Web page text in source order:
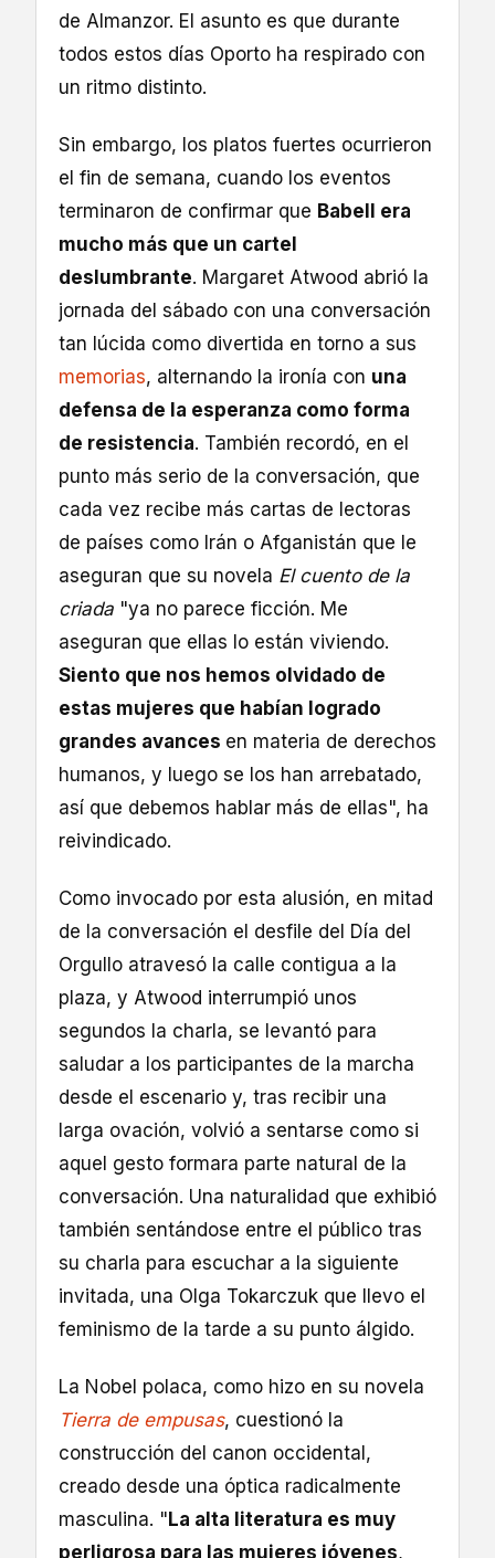
de Almanzor. El asunto es que durante
todos estos días Oporto ha respirado con
un ritmo distinto.
Sin embargo, los platos fuertes ocurrieron
el fin de semana, cuando los eventos
terminaron de confirmar que Babell era
mucho más que un cartel
deslumbrante. Margaret Atwood abrió la
jornada del sábado con una conversación
tan lúcida como divertida en torno a sus
memorias, alternando la ironía con una
defensa de la esperanza como forma
de resistencia. También recordó, en el
punto más serio de la conversación, que
cada vez recibe más cartas de lectoras
de países como Irán o Afganistán que le
aseguran que su novela El cuento de la
criada "ya no parece ficción. Me
aseguran que ellas lo están viviendo.
Siento que nos hemos olvidado de
estas mujeres que habían logrado
grandes avances en materia de derechos
humanos, y luego se los han arrebatado,
así que debemos hablar más de ellas", ha
reivindicado.
Como invocado por esta alusión, en mitad
de la conversación el desfile del Día del
Orgullo atravesó la calle contigua a la
plaza, y Atwood interrumpió unos
segundos la charla, se levantó para
saludar a los participantes de la marcha
desde el escenario y, tras recibir una
larga ovación, volvió a sentarse como si
aquel gesto formara parte natural de la
conversación. Una naturalidad que exhibió
también sentándose entre el público tras
su charla para escuchar a la siguiente
invitada, una Olga Tokarczuk que llevo el
feminismo de la tarde a su punto álgido.
La Nobel polaca, como hizo en su novela
Tierra de empusas, cuestionó la
construcción del canon occidental,
creado desde una óptica radicalmente
masculina. "La alta literatura es muy
perligrosa para las mujeres jóvenes,